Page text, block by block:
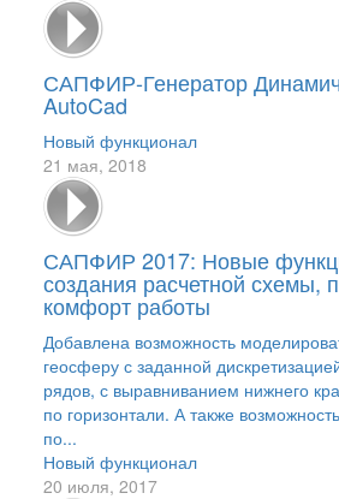
САПФИР-Генератор
AutoCad
Новый функционал
21 мая, 2018
САПФИР 2017: Новые
создания расчетной
комфорт работы
Добавлена возможность
геосферу с заданной
рядов, с выравниванием нижнего
по горизонтали. А также
по...
Новый функционал
20 июля, 2017